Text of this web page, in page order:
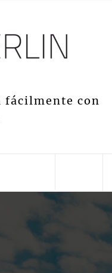
fácilmente con